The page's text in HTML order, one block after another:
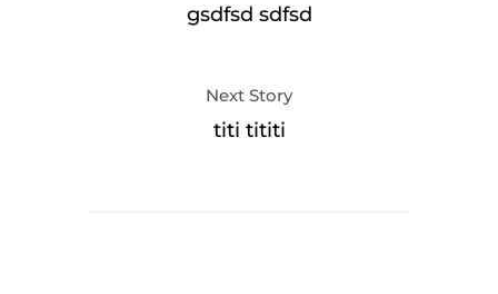
gsdfsd sdfsd
Next Story
titi tititi